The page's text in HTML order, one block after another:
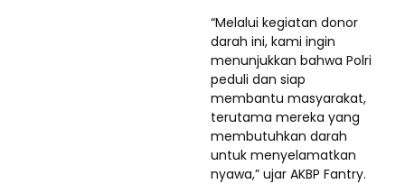
“Melalui kegiatan donor
darah ini, kami ingin
menunjukkan bahwa Polri
peduli dan siap
membantu masyarakat,
terutama mereka yang
membutuhkan darah
untuk menyelamatkan
nyawa,” ujar AKBP Fantry.